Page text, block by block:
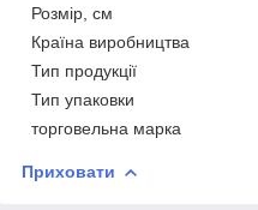
Розмір, см
Країна виробництва
Тип продукції
Тип упаковки
торговельна марка
Приховати